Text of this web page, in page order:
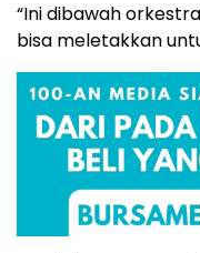
“Ini dibawah
bisa meletakkan